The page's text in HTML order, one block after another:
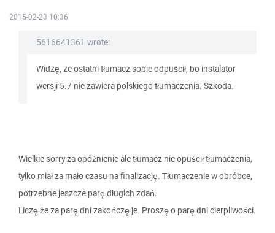
2015-02-23 10:36
5616641361 wrote:
Widzę, ze ostatni tłumacz sobie odpuścił, bo instalator
wersji 5.7 nie zawiera polskiego tłumaczenia. Szkoda.
Wielkie sorry za opóźnienie ale tłumacz nie opuścił tłumaczenia,
tylko miał za mało czasu na finalizację. Tłumaczenie w obróbce,
potrzebne jeszcze parę długich zdań.
Liczę że za parę dni zakończę je. Proszę o parę dni cierpliwości.